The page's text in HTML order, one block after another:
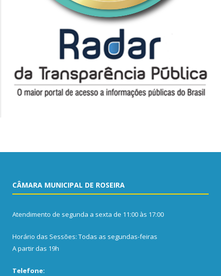
CÂMARA MUNICIPAL DE ROSEIRA
Atendimento de segunda a sexta de 11:00 às 17:00
Horário das Sessões: Todas as segundas-feiras
A partir das 19h
Telefone: